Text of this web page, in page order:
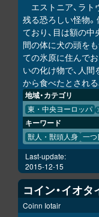
エストニア、ラ
残る恐ろしい怪物
ており、目は額の
間の体に犬の頭を
ての氷原に住んで
いの化け物で、人
から食べたとされる
地域・カテゴリ
東・中央ヨーロッパ
キーワード
獣人・獣頭人身 一つ
Last-update:
2015-12-15
コイン・イオタ
Coinn Iotair